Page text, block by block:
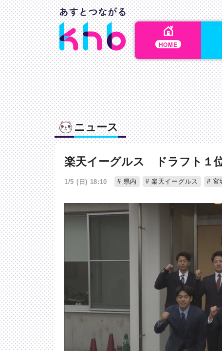
HOME
ニュース
楽天イーグルス ドラフト１
1/5 (日) 18:10 県内 楽天イーグルス 宮